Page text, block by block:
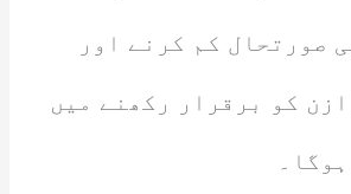
صورتحال کم کرنے اور
کو برقرار رکھنے میں